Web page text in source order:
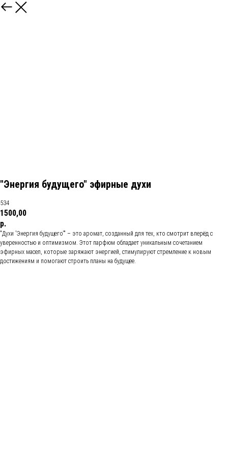
"Энергия будущего" эфирные духи
534
1500,00
р.
"Духи 'Энергия будущего'" – это аромат, созданный для тех, кто смотрит вперёд с
уверенностью и оптимизмом. Этот парфюм обладает уникальным сочетанием
эфирных масел, которые заряжают энергией, стимулируют стремление к новым
достижениям и помогают строить планы на будущее.